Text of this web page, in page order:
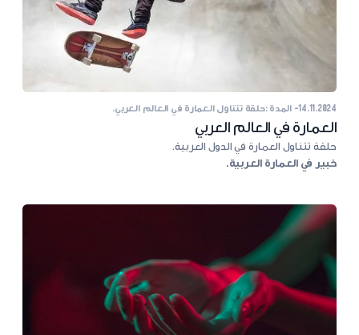
14.11.2024- المدة :حلقة تتناول العمارة في العالم العربي.
العمارة في العالم العربي
حلقة تتناول العمارة في الدول العربية.
خبير في العمارة العربية.